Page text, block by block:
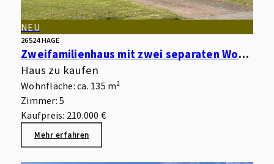
NEU
26524 HAGE
Zweifamilienhaus mit zwei separaten Wohnungen, Garagen, Keller und Garten in begehrter Wohnlage
Haus zu kaufen
Wohnfläche: ca. 135 m²
Zimmer: 5
Kaufpreis: 210.000 €
Mehr erfahren